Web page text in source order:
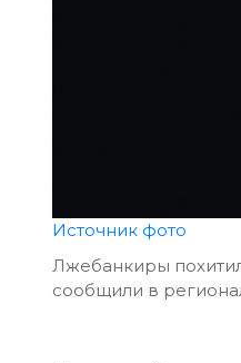
Источник фото
Лжебанкиры
сообщили в